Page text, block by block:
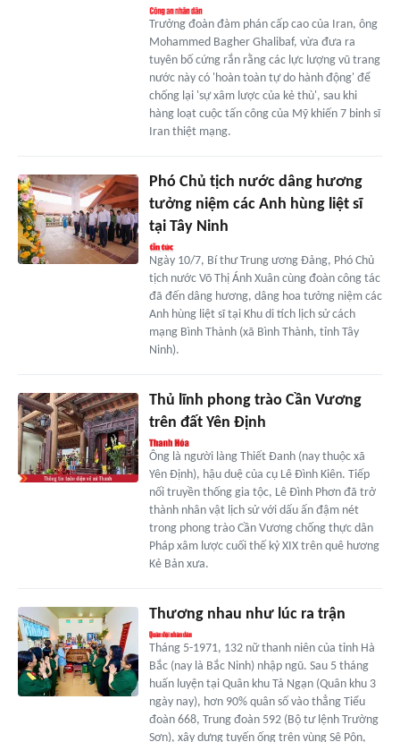
Trưởng đoàn đàm phán cấp cao của Iran, ông
Mohammed Bagher Ghalibaf, vừa đưa ra
tuyên bố cứng rắn rằng các lực lượng vũ trang
nước này có 'hoàn toàn tự do hành động' để
chống lại 'sự xâm lược của kẻ thù', sau khi
hàng loạt cuộc tấn công của Mỹ khiến 7 binh sĩ
Iran thiệt mạng.
Phó Chủ tịch nước dâng hương
tưởng niệm các Anh hùng liệt sĩ
tại Tây Ninh
Ngày 10/7, Bí thư Trung ương Đảng, Phó Chủ
tịch nước Võ Thị Ánh Xuân cùng đoàn công tác
đã đến dâng hương, dâng hoa tưởng niệm các
Anh hùng liệt sĩ tại Khu di tích lịch sử cách
mạng Bình Thành (xã Bình Thành, tỉnh Tây
Ninh).
Thủ lĩnh phong trào Cần Vương
trên đất Yên Định
Ông là người làng Thiết Đanh (nay thuộc xã
Yên Định), hậu duệ của cụ Lê Đình Kiên. Tiếp
nối truyền thống gia tộc, Lê Đình Phơn đã trở
thành nhân vật lịch sử với dấu ấn đậm nét
trong phong trào Cần Vương chống thực dân
Pháp xâm lược cuối thế kỷ XIX trên quê hương
Kẻ Bản xưa.
Thương nhau như lúc ra trận
Tháng 5-1971, 132 nữ thanh niên của tỉnh Hà
Bắc (nay là Bắc Ninh) nhập ngũ. Sau 5 tháng
huấn luyện tại Quân khu Tả Ngạn (Quân khu 3
ngày nay), hơn 90% quân số vào thẳng Tiểu
đoàn 668, Trung đoàn 592 (Bộ tư lệnh Trường
Sơn), xây dựng tuyến ống trên vùng Sê Pôn,